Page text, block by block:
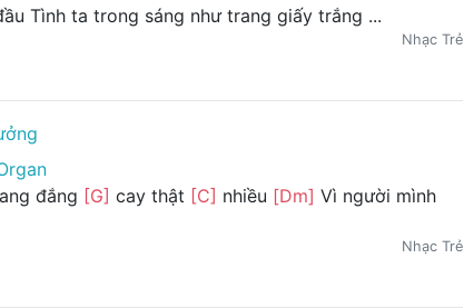
Tình ta trong sáng như trang giấy trắng ...
Nhạc Trẻ
đắng [G] cay thật [C] nhiều [Dm] Vì người mình
Nhạc Trẻ